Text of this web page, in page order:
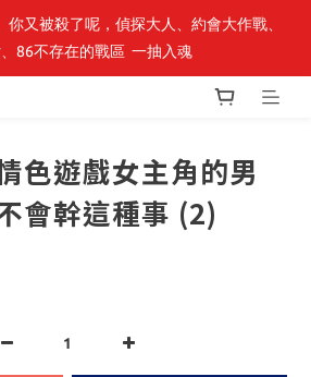
「全知讀者視角」 周邊商品
你又被殺了呢，偵探大人、約會大作戰、
86不存在的戰區  一抽入魂
色遊戲女主角的男
會幹這種事 (2)